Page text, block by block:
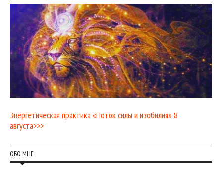
Энергетическая практика «Поток силы и изобилия» 8
августа>>>
ОБО МНЕ